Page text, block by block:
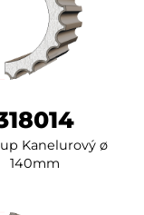
Kanelurový ø
140mm